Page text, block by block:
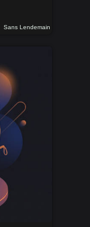
Sans Lendemain